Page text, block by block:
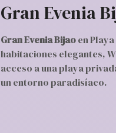
Gran Evenia
Gran Evenia Bijaoen
habitaciones elegantes,
acceso a una playa
un entorno paradisíaco.